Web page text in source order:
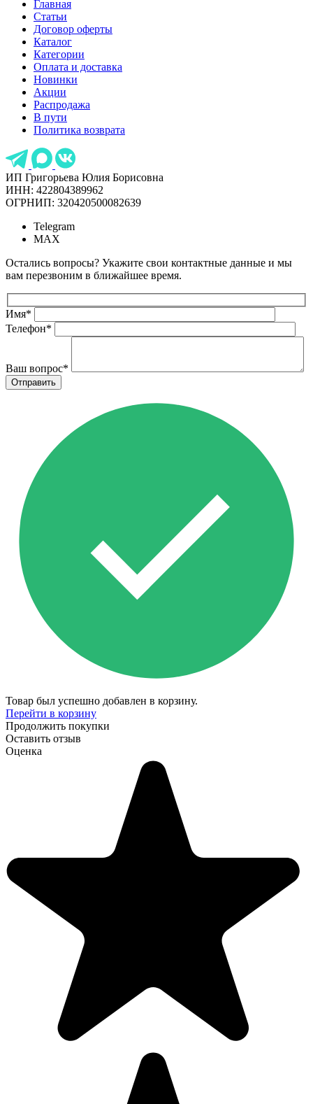
Главная
Статьи
Договор оферты
Каталог
Категории
Оплата и доставка
Новинки
Акции
Распродажа
В пути
Политика возврата
ИП Григорьева Юлия Борисовна
ИНН: 422804389962
ОГРНИП: 320420500082639
Telegram
MAX
Остались вопросы? Укажите свои контактные данные и мы
вам перезвоним в ближайшее время.
Имя*
Телефон*
Ваш вопрос*
Товар был успешно добавлен в корзину.
Перейти в корзину
Продолжить покупки
Оставить отзыв
Оценка